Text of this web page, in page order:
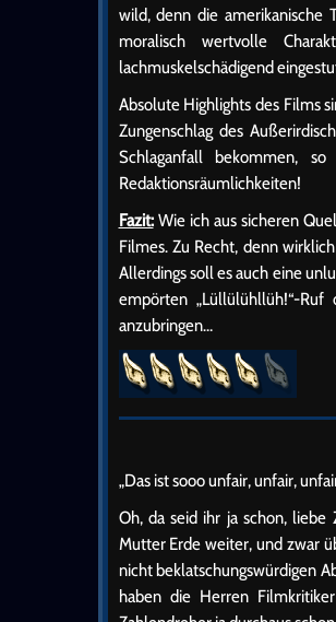
wild, denn die amerikanische
moralisch wertvolle
lachmuskelschädigend
Absolute Highlights des Films
Zungenschlag des
Schlaganfall bekommen,
Redaktionsräumlichkeiten!
Fazit:Wie ich aus sicheren
Filmes. Zu Recht, denn
Allerdings soll es auch eine
empörten „Lüllülühllüh!“-
anzubringen…
„Das ist sooo unfair, unfair,
Oh, da seid ihr ja schon,
Mutter Erde weiter, und zwar
nicht beklatschungswürdigen
haben die Herren